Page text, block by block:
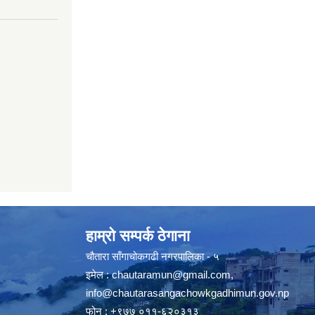
हाम्रो सम्पर्क ठेगाना
चौतारा साँगाचोकगढी नगरपालिका - ५
इमेल :chautaramun@gmail.com,
info@chautarasangachowkgadhimun.gov.np
फोन : +९७७ ०११-६२०३१३